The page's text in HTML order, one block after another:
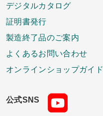
デジタルカタログ
証明書発行
製造終了品のご案内
よくあるお問い合わせ
オンラインショップガイド
公式SNS